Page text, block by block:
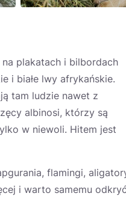
plakatach i bilbordach
i białe lwy afrykańskie.
tam ludzie nawet z
albinosi, którzy są
w niewoli. Hitem jest
flamingi,
i warto samemu